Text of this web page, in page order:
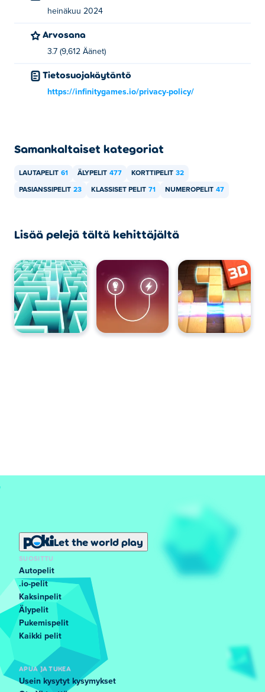
heinäkuu 2024
Arvosana
3.7 (9,612 Äänet)
Tietosuojakäytäntö
https://infinitygames.io/privacy-policy/
Samankaltaiset kategoriat
LAUTAPELIT 61 ÄLYPELIT 477 KORTTIPELIT 32
PASIANSSIPELIT 23 KLASSISET PELIT 71 NUMEROPELIT 47
Lisää pelejä tältä kehittäjältä
Let the world play
SUOSITTU
Autopelit
.io-pelit
Kaksinpelit
Älypelit
Pukemispelit
Kaikki pelit
APUA JA TUKEA
Usein kysytyt kysymykset